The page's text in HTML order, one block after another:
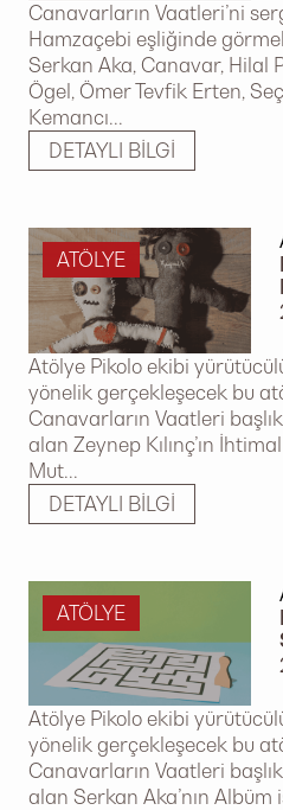
Canavarların Vaatleri’ni
Hamzaçebi eşliğinde
Serkan Aka, Canavar, Hilal
Ögel, Ömer Tevfik Erten,
Kemancı...
DETAYLI BILGI
ATÖLYE
Atölye Pikolo ekibi
yönelik gerçekleşecek bu
Canavarların Vaatleri
alan Zeynep Kılınç’ın
Mut...
DETAYLI BILGI
ATÖLYE
Atölye Pikolo ekibi
yönelik gerçekleşecek bu
Canavarların Vaatleri
alan Serkan Aka’nın